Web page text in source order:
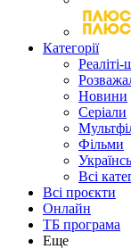
Категорії
Реаліті-
Новини
Серіали
Фільми
Всі
Всі проєкти
Онлайн
ТБ програма
Еще